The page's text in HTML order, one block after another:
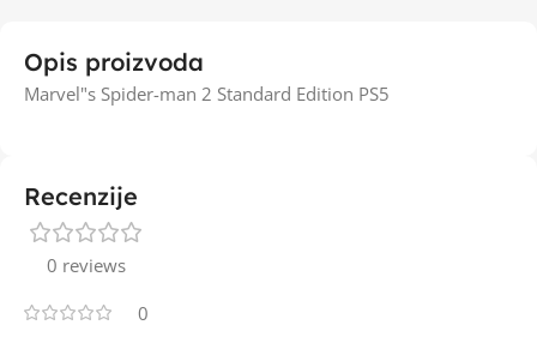
Opis proizvoda
Marvel"s Spider-man 2 Standard Edition PS5
Recenzije
0 reviews
0